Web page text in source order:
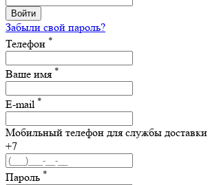
Войти
Забыли свой пароль?
Телефон *
Ваше имя *
E-mail *
Мобильный телефон для службы доставки
+7
Пароль *